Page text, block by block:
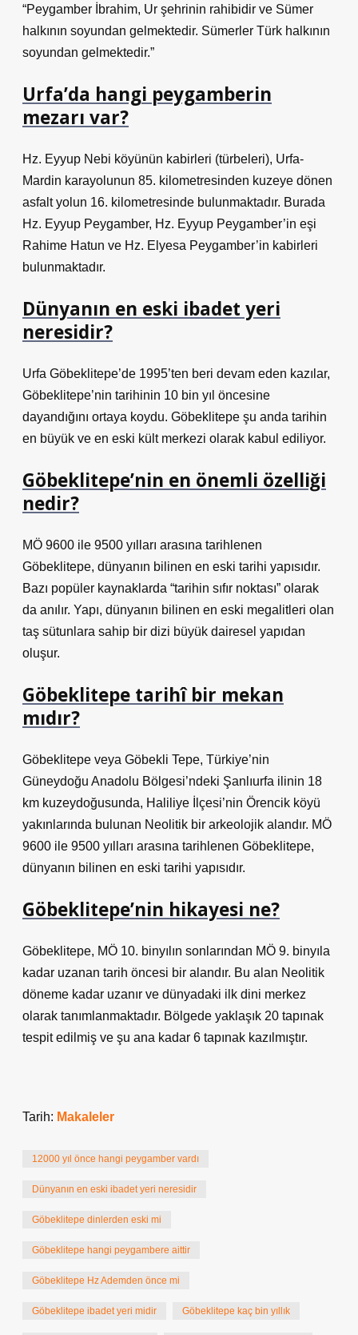
“Peygamber İbrahim, Ur şehrinin rahibidir ve Sümer
halkının soyundan gelmektedir. Sümerler Türk halkının
soyundan gelmektedir.”
Urfa’da hangi peygamberin
mezarı var?
Hz. Eyyup Nebi köyünün kabirleri (türbeleri), Urfa-
Mardin karayolunun 85. kilometresinden kuzeye dönen
asfalt yolun 16. kilometresinde bulunmaktadır. Burada
Hz. Eyyup Peygamber, Hz. Eyyup Peygamber’in eşi
Rahime Hatun ve Hz. Elyesa Peygamber’in kabirleri
bulunmaktadır.
Dünyanın en eski ibadet yeri
neresidir?
Urfa Göbeklitepe’de 1995’ten beri devam eden kazılar,
Göbeklitepe’nin tarihinin 10 bin yıl öncesine
dayandığını ortaya koydu. Göbeklitepe şu anda tarihin
en büyük ve en eski kült merkezi olarak kabul ediliyor.
Göbeklitepe’nin en önemli özelliği
nedir?
MÖ 9600 ile 9500 yılları arasına tarihlenen
Göbeklitepe, dünyanın bilinen en eski tarihi yapısıdır.
Bazı popüler kaynaklarda “tarihin sıfır noktası” olarak
da anılır. Yapı, dünyanın bilinen en eski megalitleri olan
taş sütunlara sahip bir dizi büyük dairesel yapıdan
oluşur.
Göbeklitepe tarihî bir mekan
mıdır?
Göbeklitepe veya Göbekli Tepe, Türkiye’nin
Güneydoğu Anadolu Bölgesi’ndeki Şanlıurfa ilinin 18
km kuzeydoğusunda, Haliliye İlçesi’nin Örencik köyü
yakınlarında bulunan Neolitik bir arkeolojik alandır. MÖ
9600 ile 9500 yılları arasına tarihlenen Göbeklitepe,
dünyanın bilinen en eski tarihi yapısıdır.
Göbeklitepe’nin hikayesi ne?
Göbeklitepe, MÖ 10. binyılın sonlarından MÖ 9. binyıla
kadar uzanan tarih öncesi bir alandır. Bu alan Neolitik
döneme kadar uzanır ve dünyadaki ilk dini merkez
olarak tanımlanmaktadır. Bölgede yaklaşık 20 tapınak
tespit edilmiş ve şu ana kadar 6 tapınak kazılmıştır.
Tarih: Makaleler
12000 yıl önce hangi peygamber vardı
Dünyanın en eski ibadet yeri neresidir
Göbeklitepe dinlerden eski mi
Göbeklitepe hangi peygambere aittir
Göbeklitepe Hz Ademden önce mi
Göbeklitepe ibadet yeri midir Göbeklitepe kaç bin yıllık